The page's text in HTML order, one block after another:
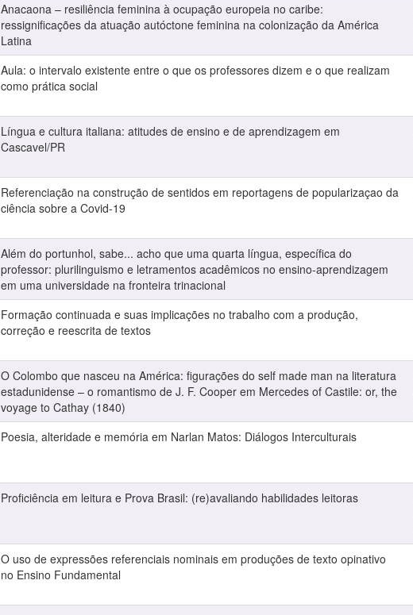
Anacaona – resiliência feminina à ocupação europeia no caribe:
ressignificações da atuação autóctone feminina na colonização da América
Latina
Aula: o intervalo existente entre o que os professores dizem e o que realizam
como prática social
Língua e cultura italiana: atitudes de ensino e de aprendizagem em
Cascavel/PR
Referenciação na construção de sentidos em reportagens de popularizaçao da
ciência sobre a Covid-19
Além do portunhol, sabe... acho que uma quarta língua, específica do
professor: plurilinguismo e letramentos acadêmicos no ensino-aprendizagem
em uma universidade na fronteira trinacional
Formação continuada e suas implicações no trabalho com a produção,
correção e reescrita de textos
O Colombo que nasceu na América: figurações do self made man na literatura
estadunidense – o romantismo de J. F. Cooper em Mercedes of Castile: or, the
voyage to Cathay (1840)
Poesia, alteridade e memória em Narlan Matos: Diálogos Interculturais
Proficiência em leitura e Prova Brasil: (re)avaliando habilidades leitoras
O uso de expressões referenciais nominais em produções de texto opinativo
no Ensino Fundamental